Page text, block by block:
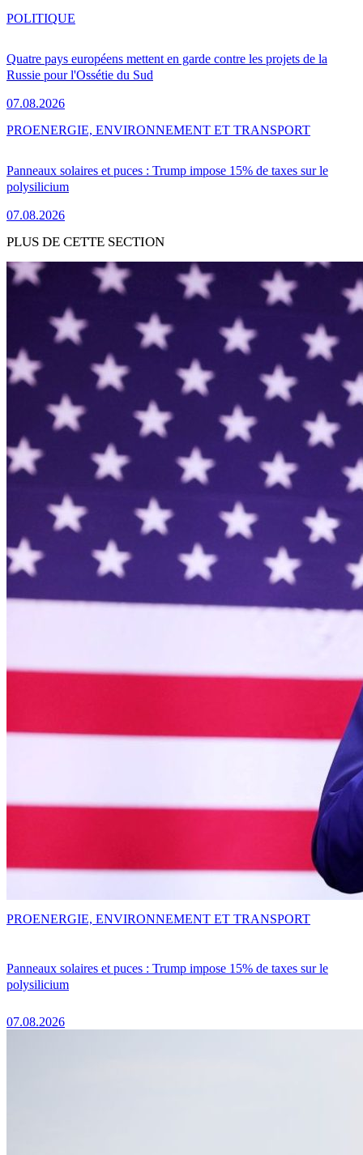
Quatre pays européens mettent en garde contre les projets de la
Russie pour l'Ossétie du Sud
07.08.2026
POLITIQUE
Panneaux solaires et puces : Trump impose 15% de taxes sur le
polysilicium
07.08.2026
PROENERGIE, ENVIRONNEMENT ET TRANSPORT
PLUS DE CETTE SECTION
Panneaux solaires et puces : Trump impose 15% de taxes sur le
polysilicium
07.08.2026
PROENERGIE, ENVIRONNEMENT ET TRANSPORT